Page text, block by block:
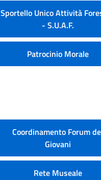
Sportello Unico Attività
- S.U.A.F.
Patrocinio Morale
Coordinamento Forum
Giovani
Rete Museale